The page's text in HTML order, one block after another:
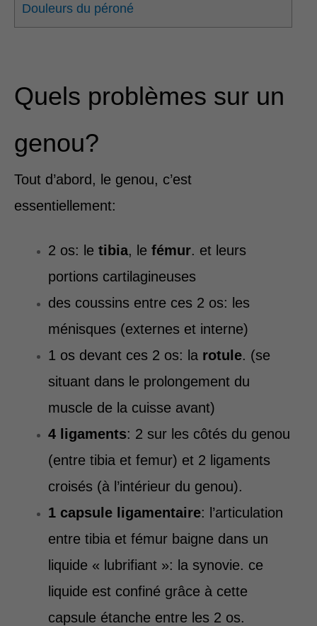
Douleurs du péroné
Quels problèmes sur un
genou?
Tout d’abord, le genou, c’est
essentiellement:
2 os: le tibia, le fémur. et leurs
portions cartilagineuses
des coussins entre ces 2 os: les
ménisques (externes et interne)
1 os devant ces 2 os: la rotule. (se
situant dans le prolongement du
muscle de la cuisse avant)
4 ligaments: 2 sur les côtés du genou
(entre tibia et femur) et 2 ligaments
croisés (à l’intérieur du genou).
1 capsule ligamentaire: l’articulation
entre tibia et fémur baigne dans un
liquide « lubrifiant »: la synovie. ce
liquide est confiné grâce à cette
capsule étanche entre les 2 os.